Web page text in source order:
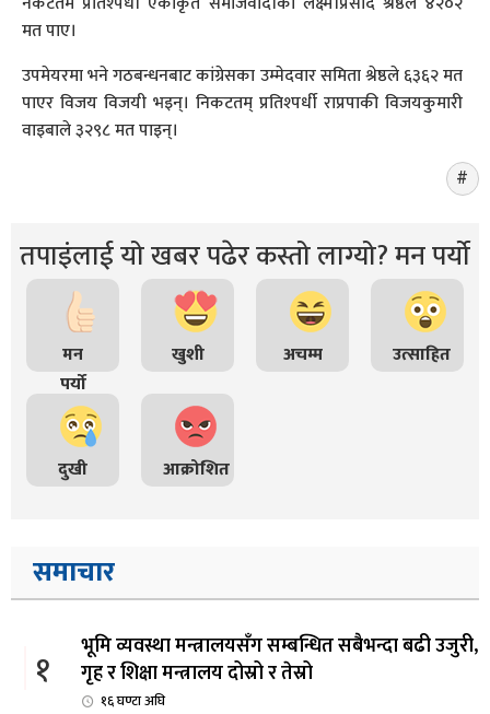
संवाद
मत पाए।
उपमेयरमा भने गठबन्धनबाट कांग्रेसका उम्मेदवार समिता श्रेष्ठले ६३६२ मत
पाएर विजय विजयी भइन्। निकटतम् प्रतिश्पर्धी राप्रपाकी विजयकुमारी
वाइबाले ३२९८ मत पाइन्।
तपाइंलाई यो खबर पढेर कस्तो लाग्यो? मन पर्यो
मन
पर्यो
खुशी अचम्म उत्साहित
दुखी आक्रोशित
समाचार
१
भूमि व्यवस्था मन्त्रालयसँग सम्बन्धित सबैभन्दा बढी उजुरी,
गृह र शिक्षा मन्त्रालय दोस्रो र तेस्रो
१६ घण्टा अघि